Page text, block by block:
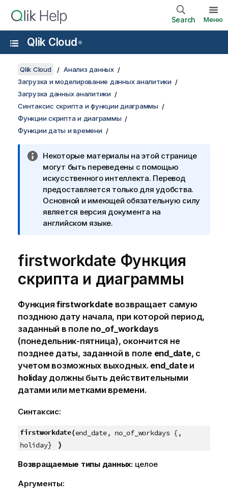
Search Меню
Qlik Cloud ®
Qlik Cloud
Анализ данных
Загрузка и моделирование данных аналитики
Загрузка данных аналитики
Синтаксис скрипта и функции диаграммы
Функции скрипта и диаграммы
Функции даты и времени
Некоторые материалы на этой странице
могут быть переведены с помощью
искусственного интеллекта. Перевод
предоставляется только для удобства.
Основной и имеющей обязательную силу
является версия документа на
английском языке.
firstworkdate Функция
скрипта и диаграммы
Функция firstworkdateвозвращает самую
позднюю дату начала, при которой период,
заданный в поле no_of_workdays
(понедельник-пятница), окончится не
позднее даты, заданной в поле end_date, с
учетом возможных выходных. end_dateи
holidayдолжны быть действительными
датами или метками времени.
Синтаксис:
firstworkdate(end_date, no_of_workdays {,
holiday} )
Возвращаемые типы данных: целое
Аргументы: